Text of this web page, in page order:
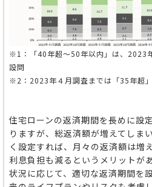
※1：「40年超～50年以内」は、2023
設問
※2 ：2023年４月調査までは「35年超
住宅ローンの返済期間を長めに設
りますが、総返済額が増えてしま
く設定すれば、月々の返済額は増
利息負担も減るというメリットが
状況に応じて、適切な返済期間を